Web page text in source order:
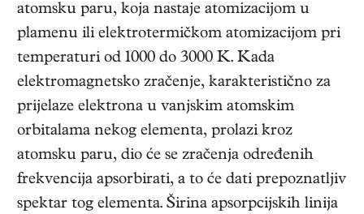
atomsku paru, koja nastaje atomizacijom u
plamenu ili elektrotermičkom atomizacijom pri
temperaturi od 1000 do 3000 K. Kada
elektromagnetsko zračenje, karakteristično za
prijelaze elektrona u vanjskim atomskim
orbitalama nekog elementa, prolazi kroz
atomsku paru, dio će se zračenja određenih
frekvencija apsorbirati, a to će dati prepoznatljiv
spektar tog elementa. Širina apsorpcijskih linija